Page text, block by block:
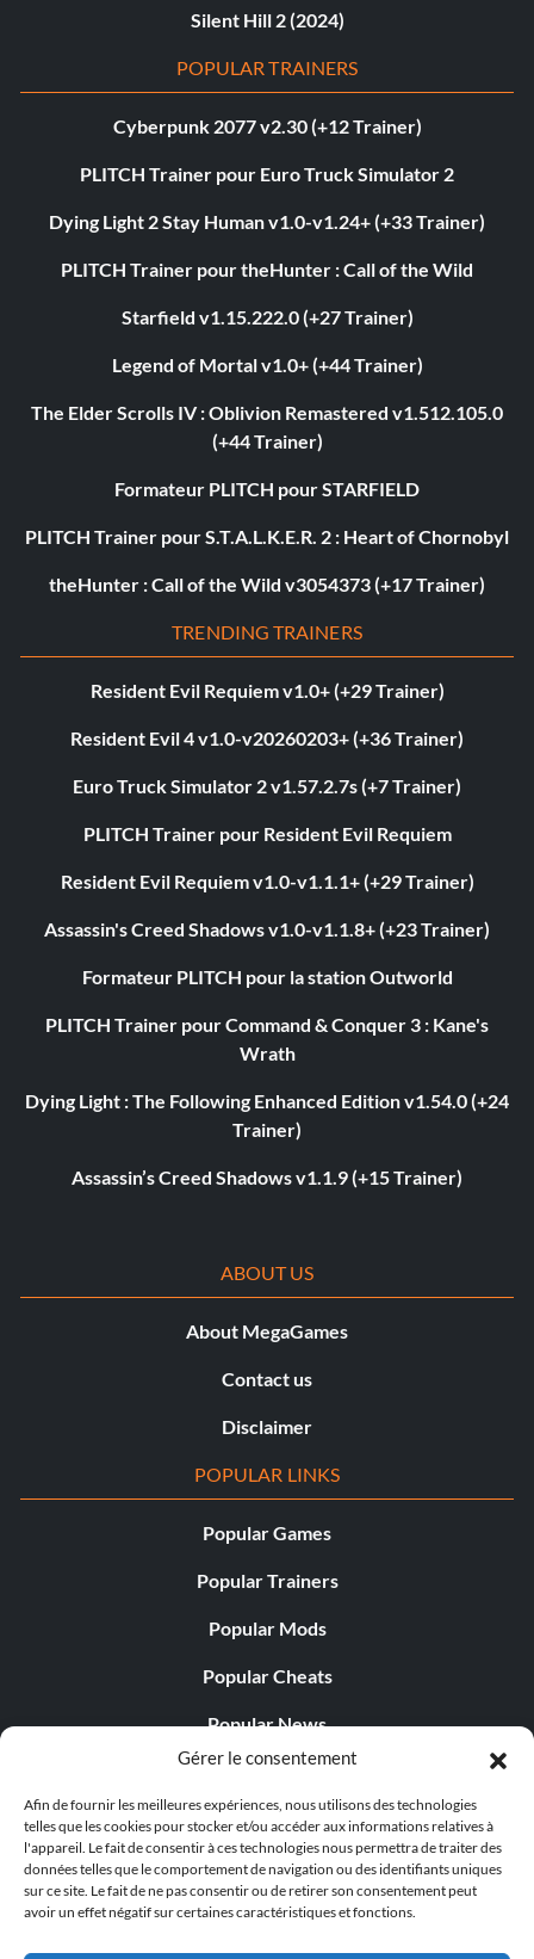
Gérer le consentement
Afin de fournir les meilleures expériences, nous utilisons des technologies
telles que les cookies pour stocker et/ou accéder aux informations relatives à
l'appareil. Le fait de consentir à ces technologies nous permettra de traiter des
données telles que le comportement de navigation ou des identifiants uniques
sur ce site. Le fait de ne pas consentir ou de retirer son consentement peut
avoir un effet négatif sur certaines caractéristiques et fonctions.
Silent Hill 2 (2024)
POPULAR TRAINERS
Cyberpunk 2077 v2.30 (+12 Trainer)
PLITCH Trainer pour Euro Truck Simulator 2
Dying Light 2 Stay Human v1.0-v1.24+ (+33 Trainer)
PLITCH Trainer pour theHunter : Call of the Wild
Starfield v1.15.222.0 (+27 Trainer)
Legend of Mortal v1.0+ (+44 Trainer)
The Elder Scrolls IV : Oblivion Remastered v1.512.105.0
(+44 Trainer)
Formateur PLITCH pour STARFIELD
PLITCH Trainer pour S.T.A.L.K.E.R. 2 : Heart of Chornobyl
theHunter : Call of the Wild v3054373 (+17 Trainer)
TRENDING TRAINERS
Resident Evil Requiem v1.0+ (+29 Trainer)
Resident Evil 4 v1.0-v20260203+ (+36 Trainer)
Euro Truck Simulator 2 v1.57.2.7s (+7 Trainer)
PLITCH Trainer pour Resident Evil Requiem
Resident Evil Requiem v1.0-v1.1.1+ (+29 Trainer)
Assassin's Creed Shadows v1.0-v1.1.8+ (+23 Trainer)
Formateur PLITCH pour la station Outworld
PLITCH Trainer pour Command & Conquer 3 : Kane's
Wrath
Dying Light : The Following Enhanced Edition v1.54.0 (+24
Trainer)
Assassin’s Creed Shadows v1.1.9 (+15 Trainer)
ABOUT US
About MegaGames
Contact us
Disclaimer
POPULAR LINKS
Popular Games
Popular Trainers
Popular Mods
Popular Cheats
Popular News
Popular Editorials
Popular Free Games
LATEST UPDATES